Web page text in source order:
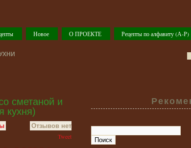
Новое О ПРОЕКТЕ Рецепты по алфавиту (А-Р)
сметаной и
кухня)
Отзывов нет
Tweet